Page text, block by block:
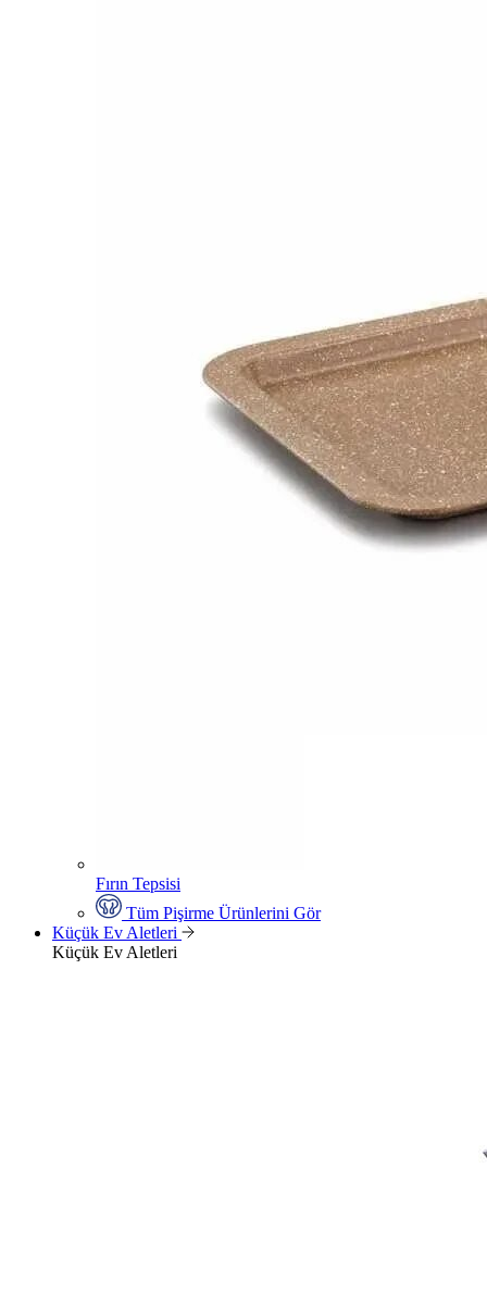
Fırın Tepsisi
Tüm Pişirme Ürünlerini Gör
Küçük Ev Aletleri
Küçük Ev Aletleri